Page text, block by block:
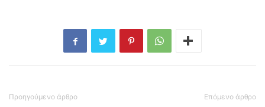
Προηγούμενο άρθρο Επόμενο άρθρο